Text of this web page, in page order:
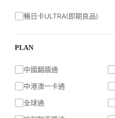
暢日卡ULTRA(即期良品)
PLAN
中國翻牆通
中港澳一卡通
全球通